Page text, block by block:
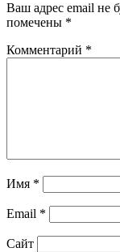
Ваш адрес email не
помечены *
Комментарий *
Имя *
Email *
Сайт